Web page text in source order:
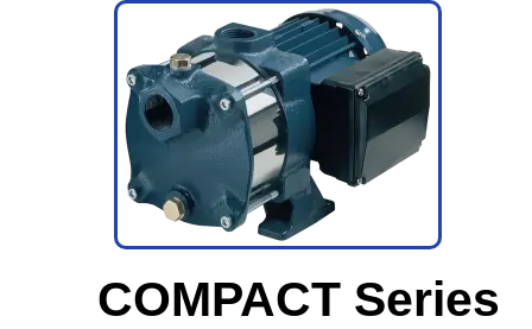
COMPACT Series